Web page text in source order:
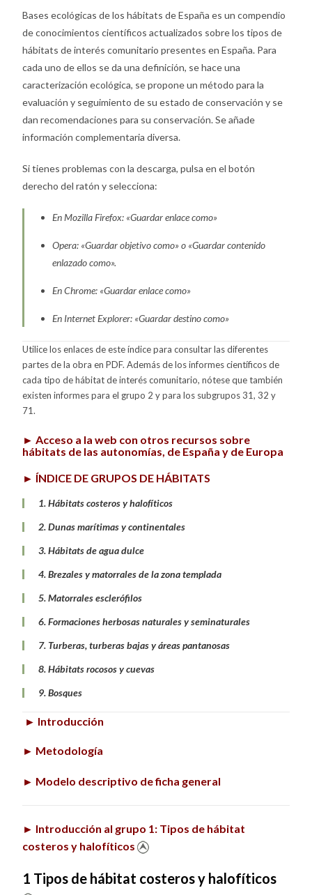
Bases ecológicas de los hábitats de España es un compendio
de conocimientos científicos actualizados sobre los tipos de
hábitats de interés comunitario presentes en España. Para
cada uno de ellos se da una definición, se hace una
caracterización ecológica, se propone un método para la
evaluación y seguimiento de su estado de conservación y se
dan recomendaciones para su conservación. Se añade
información complementaria diversa.
Si tienes problemas con la descarga, pulsa en el botón
derecho del ratón y selecciona:
En Mozilla Firefox: «Guardar enlace como»
Opera: «Guardar objetivo como» o «Guardar contenido
enlazado como».
En Chrome: «Guardar enlace como»
En Internet Explorer: «Guardar destino como»
Utilice los enlaces de este índice para consultar las diferentes
partes de la obra en PDF. Además de los informes científicos de
cada tipo de hábitat de interés comunitario, nótese que también
existen informes para el grupo 2 y para los subgrupos 31, 32 y
71.
►Acceso a la web con otros recursos sobre
hábitats de las autonomías, de España y de Europa
► ÍNDICE DE GRUPOS DE HÁBITATS
1. Hábitats costeros y halofíticos
2. Dunas marítimas y continentales
3. Hábitats de agua dulce
4. Brezales y matorrales de la zona templada
5. Matorrales esclerófilos
6. Formaciones herbosas naturales y seminaturales
7. Turberas, turberas bajas y áreas pantanosas
8. Hábitats rocosos y cuevas
9. Bosques
► Introducción
► Metodología
► Modelo descriptivo de ficha general
► Introducción al grupo 1: Tipos de hábitat
costeros y halofíticos
1 Tipos de hábitat costeros y halofíticos